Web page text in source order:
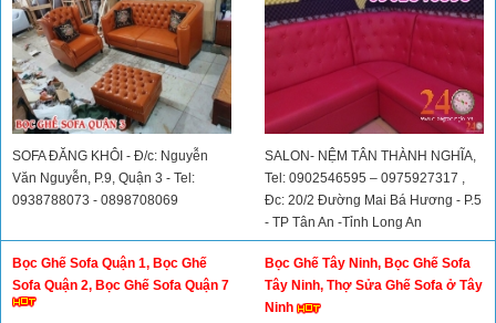
SOFA ĐĂNG KHÔI - Đ/c: Nguyễn
Văn Nguyễn, P.9, Quận 3 - Tel:
0938788073 - 0898708069
SALON- NỆM TÂN THÀNH NGHĨA,
Tel: 0902546595 – 0975927317 ,
Đc: 20/2 Đường Mai Bá Hương - P.5
- TP Tân An -Tỉnh Long An
Bọc Ghế Sofa Quận 1, Bọc Ghế
Sofa Quận 2, Bọc Ghế Sofa Quận 7
Bọc Ghế Tây Ninh, Bọc Ghế Sofa
Tây Ninh, Thợ Sửa Ghế Sofa ở Tây
Ninh